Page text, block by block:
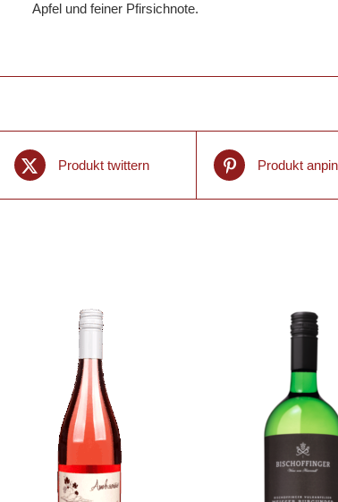
Apfel und feiner Pfirsichnote.
Produkt twittern Produkt